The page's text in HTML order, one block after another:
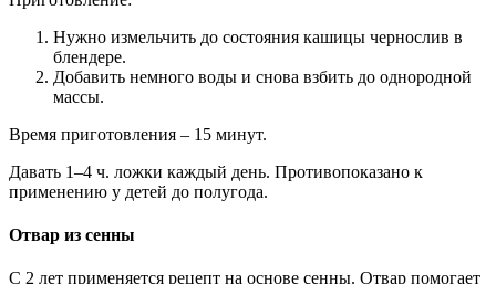
Нужно измельчить до состояния кашицы чернослив в
блендере.
Добавить немного воды и снова взбить до однородной
массы.
Время приготовления – 15 минут.
Давать 1–4 ч. ложки каждый день. Противопоказано к
применению у детей до полугода.
Отвар из сенны
С 2 лет применяется рецепт на основе сенны. Отвар помогает